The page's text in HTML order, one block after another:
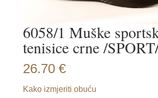
6058/1 Muške
tenisice crne /
26.70 €
Kako izmjeriti obuću